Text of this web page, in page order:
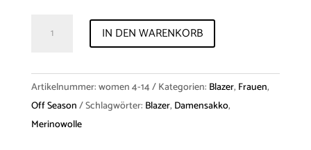
"Dunja"
Menge
IN DEN WARENKORB
Artikelnummer:women 4-14 Kategorien: Blazer, Frauen,
Off Season Schlagwörter: Blazer, Damensakko,
Merinowolle